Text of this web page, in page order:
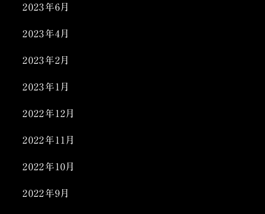
2023年6月
2023年4月
2023年2月
2023年1月
2022年12月
2022年11月
2022年10月
2022年9月